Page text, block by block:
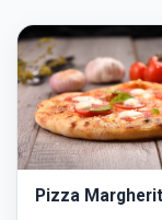
Pizza